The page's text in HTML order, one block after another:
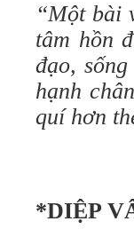
“Một bài
tâm hồn
đạo,
hạnh
quí hơn
*DIỆP